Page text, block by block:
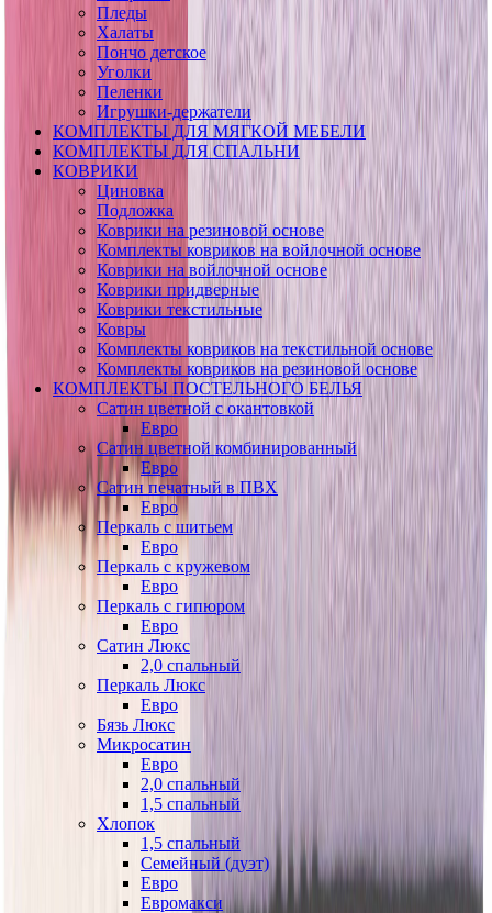
Пледы
Халаты
Пончо детское
Уголки
Пеленки
Игрушки-держатели
КОМПЛЕКТЫ ДЛЯ МЯГКОЙ МЕБЕЛИ
КОМПЛЕКТЫ ДЛЯ СПАЛЬНИ
КОВРИКИ
Циновка
Подложка
Коврики на резиновой основе
Комплекты ковриков на войлочной основе
Коврики на войлочной основе
Коврики придверные
Коврики текстильные
Ковры
Комплекты ковриков на текстильной основе
Комплекты ковриков на резиновой основе
КОМПЛЕКТЫ ПОСТЕЛЬНОГО БЕЛЬЯ
Сатин цветной с окантовкой
Евро
Сатин цветной комбинированный
Евро
Сатин печатный в ПВХ
Евро
Перкаль с шитьем
Евро
Перкаль с кружевом
Евро
Перкаль с гипюром
Евро
Сатин Люкс
2,0 спальный
Перкаль Люкс
Евро
Бязь Люкс
Микросатин
Евро
2,0 спальный
1,5 спальный
Хлопок
1,5 спальный
Семейный (дуэт)
Евро
Евромакси